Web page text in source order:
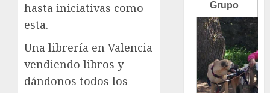
hasta iniciativas como
esta.
Una librería en Valencia
vendiendo libros y
dándonos todos los